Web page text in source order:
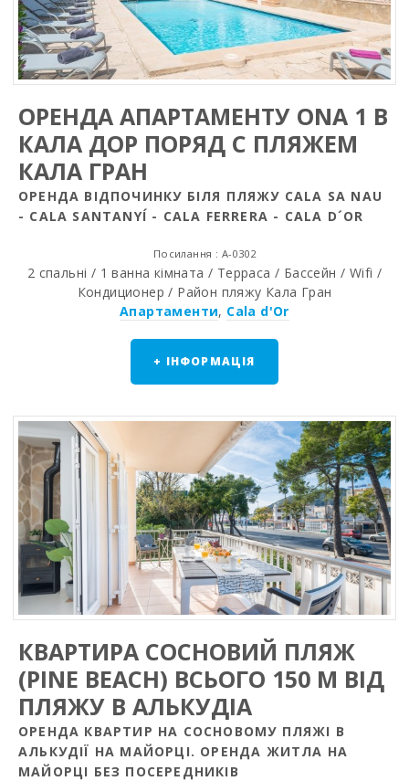
ОРЕНДА АПАРТАМЕНТУ ONA 1 В
КАЛА ДОР ПОРЯД С ПЛЯЖЕМ
КАЛА ГРАН
ОРЕНДА ВІДПОЧИНКУ БІЛЯ ПЛЯЖУ CALA SA NAU
- CALA SANTANYÍ - CALA FERRERA - CALA D´OR
Посилання : A-0302
2 спальнi / 1 ванна кiмната / Терраса / Бассейн / Wifi /
Кондиционер / Район пляжy Кала Гран
Апартаменти, Cala d'Or
+ ІНФОРМАЦІЯ
КВАРТИРА СОСНОВИЙ ПЛЯЖ
(PINE BEACH) ВСЬОГО 150 М ВІД
ПЛЯЖУ В АЛЬКУДІА
ОРЕНДА КВАРТИР НА СОСНОВОМУ ПЛЯЖІ В
АЛЬКУДІЇ НА МАЙОРЦІ. ОРЕНДА ЖИТЛА НА
МАЙОРЦІ БЕЗ ПОСЕРЕДНИКІВ